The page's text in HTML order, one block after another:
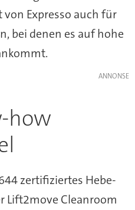
Expresso auch für
bei denen es auf hohe
how
zertifiziertes Hebe-
Lift2move Cleanroom